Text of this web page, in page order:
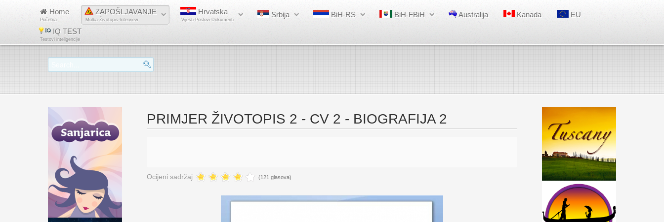
Home
Početna
ZAPOŠLJAVANJE
Molba-Životopis-Interview
Hrvatska
Vijesti-Poslovi-Dokumenti
Srbija BiH-RS BiH-FBiH Australija Kanada
EU
IQ TEST
Testovi inteligencije
PRIMJER ŽIVOTOPIS 2 - CV 2 - BIOGRAFIJA 2
Ocijeni sadržaj (121 glasova)